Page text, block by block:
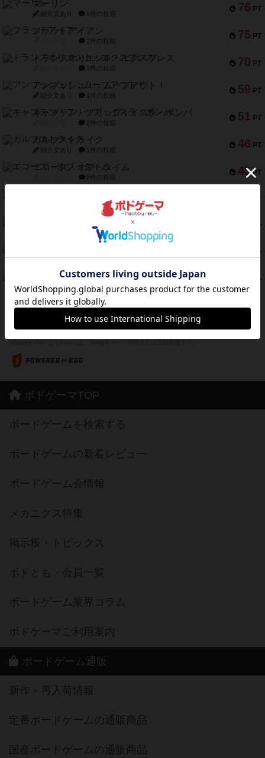
76 PT
マーリン
紹介文あり 6件の投稿
75 PT
フラットアイアン
2件の投稿
70 PT
トランスオリエント・エクスプレス
1件の投稿
59 PT
アンブッシュ！：ムーブアウト！
紹介文あり 1件の投稿
51 PT
キャプテン・フリップ：イスラ・ボンバ
2件の投稿
46 PT
ガルフストライク
紹介文あり 1件の投稿
45 PT
エコーズ・オブ・タイム
8件の投稿
PT
12件の投稿
PT
1件の投稿
PT
紹介文なし 1件の投稿
PT
ドコジャン
紹介文あり 10件の投稿
※Apple、Apple のロゴ は、米国および他の国々で登録されたApple Inc.の商標です。
※App Store は、Apple Inc.のサービスマークです。
※Android は、グーグル インコーポレイテッドの商標または登録商標です。
ボドゲーマTOP
ボードゲームを検索する
ボードゲームの新着レビュー
ボードゲーム会情報
メカニクス特集
掲示板・トピックス
ボドとも・会員一覧
ボードゲーム業界コラム
ボドゲーマご利用案内
ボードゲーム通販
新作・再入荷情報
定番ボードゲームの通販商品
国産ボードゲームの通販商品